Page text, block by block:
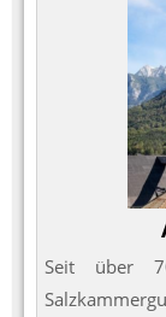
Seit über